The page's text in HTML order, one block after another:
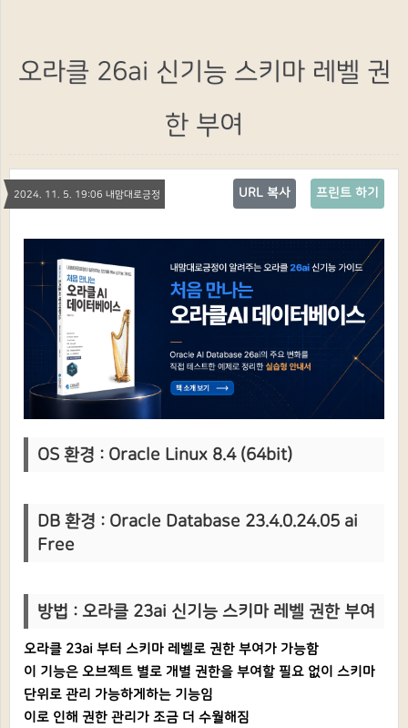
오라클 26ai 신기능 스키마 레벨 권
한 부여
2024. 11. 5. 19:06 내맘대로긍정 프린트 하기
URL 복사
OS 환경 : Oracle Linux 8.4 (64bit)
DB 환경 : Oracle Database 23.4.0.24.05 ai
Free
방법 : 오라클 23ai 신기능 스키마 레벨 권한 부여
오라클 23ai 부터 스키마 레벨로 권한 부여가 가능함
이 기능은 오브젝트 별로 개별 권한을 부여할 필요 없이 스키마
단위로 관리 가능하게하는 기능임
이로 인해 권한 관리가 조금 더 수월해짐